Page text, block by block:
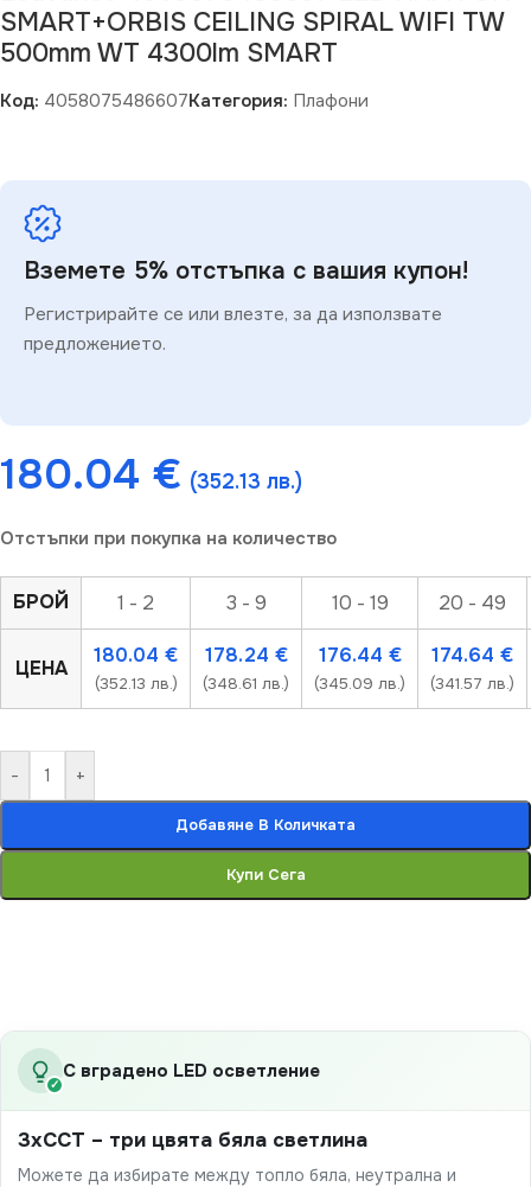
SMART+ORBIS CEILING SPIRAL WIFI TW
500mm WT 4300lm SMART
Код: 4058075486607Категория: Плафони
Вземете 5% отстъпка с вашия купон!
Регистрирайте се или влезте, за да използвате
предложението.
180.04 € (352.13 лв.)
Отстъпки при покупка на количество
БРОЙ 1 - 2 3 - 9 10 - 19 20 - 49
ЦЕНА
180.04 €
(352.13 лв.)
178.24 €
(348.61 лв.)
176.44 €
(345.09 лв.)
174.64 €
(341.57 лв.)
- +
Добавяне В Количката
Купи Сега
✓
С вградено LED осветление
3xCCT – три цвята бяла светлина
Можете да избирате между топло бяла, неутрална и